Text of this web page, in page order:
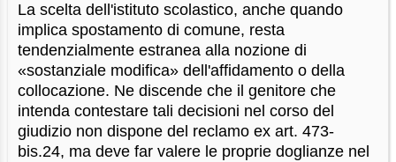
La scelta dell'istituto scolastico, anche quando
implica spostamento di comune, resta
tendenzialmente estranea alla nozione di
«sostanziale modifica» dell'affidamento o della
collocazione. Ne discende che il genitore che
intenda contestare tali decisioni nel corso del
giudizio non dispone del reclamo ex art. 473-
bis.24, ma deve far valere le proprie doglianze nel